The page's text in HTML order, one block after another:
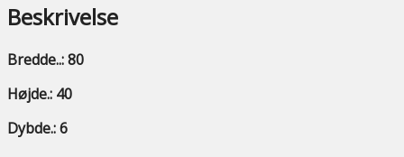
Beskrivelse
Bredde..: 80
Højde.: 40
Dybde.: 6